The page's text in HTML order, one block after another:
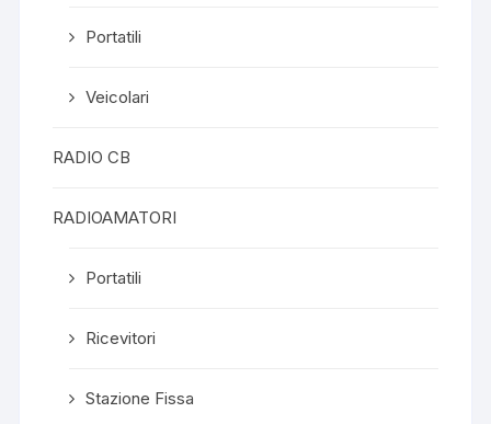
Portatili
Veicolari
RADIO CB
RADIOAMATORI
Portatili
Ricevitori
Stazione Fissa